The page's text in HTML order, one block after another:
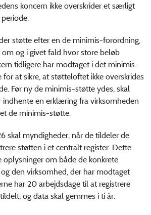
koncern ikke overskrider et særligt
støtte efter en de minimis-forordning,
om og i givet fald hvor store beløb
tidligere har modtaget i det minimis-
for at sikre, at støtteloftet ikke overskrides
Før ny de minimis-støtte ydes, skal
en erklæring fra virksomheden
de minimis-støtte.
skal myndigheder, når de tildeler de
støtten i et centralt register. Dette
oplysninger om både de konkrete
den virksomhed, der har modtaget
har 20 arbejdsdage til at registrere
og data skal gemmes i ti år.